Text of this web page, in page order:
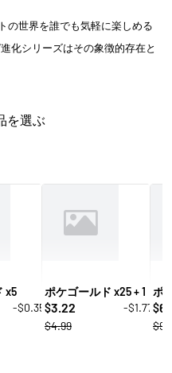
の世界を誰でも気軽に楽しめる
化シリーズはその象徴的存在と
を選ぶ
x5
-$0.35
ポケゴールド x25 + 1
$3.22
-$1.77
$4.99
ポ
$